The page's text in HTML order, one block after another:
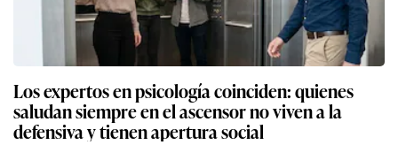
Los expertos en psicología coinciden: quienes
saludan siempre en el ascensor no viven a la
defensiva y tienen apertura social